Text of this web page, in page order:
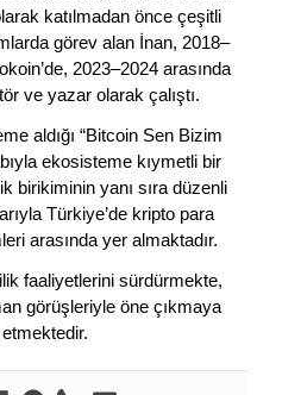
katılmadan önce çeşitli
görev alan İnan, 2018–
2023–2024 arasında
ve yazar olarak çalıştı.
aldığı “Bitcoin Sen Bizim
ekosisteme kıymetli bir
birikiminin yanı sıra düzenli
Türkiye’de kripto para
arasında yer almaktadır.
faaliyetlerini sürdürmekte,
görüşleriyle öne çıkmaya